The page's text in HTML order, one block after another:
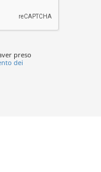
preso
dei